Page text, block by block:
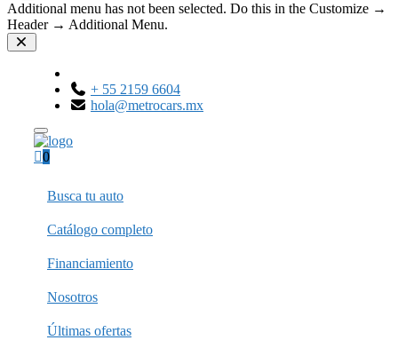
Additional menu has not been selected. Do this in the Customize →
Header → Additional Menu.
+ 55 2159 6604
hola@metrocars.mx
0
Busca tu auto
Catálogo completo
Financiamiento
Nosotros
Últimas ofertas